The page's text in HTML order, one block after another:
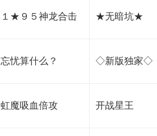
１★９５神龙合击 ★无暗坑★
忘忧算什么？ ◇新版独家◇
虹魔吸血倍攻 开战星王